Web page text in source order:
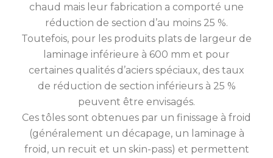
chaud mais leur fabrication a comporté une
réduction de section d’au moins 25 %.
Toutefois, pour les produits plats de largeur de
laminage inférieure à 600 mm et pour
certaines qualités d’aciers spéciaux, des taux
de réduction de section inférieurs à 25 %
peuvent être envisagés.
Ces tôles sont obtenues par un finissage à froid
(généralement un décapage, un laminage à
froid, un recuit et un skin-pass) et permettent